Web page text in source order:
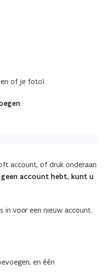
of je foto).
.
account, of druk onderaan
account hebt, kunt u
in voor een nieuw account.
en één